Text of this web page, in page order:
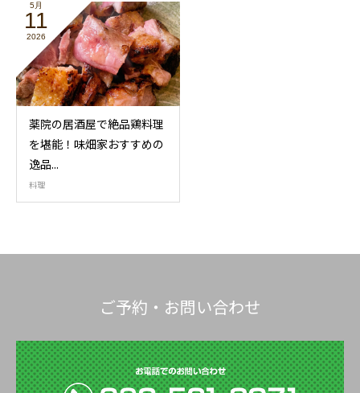
5月
11
2026
薬院の居酒屋で絶品鶏料理
を堪能！味畑家おすすめの
逸品...
料理
ご予約・お問い合わせ